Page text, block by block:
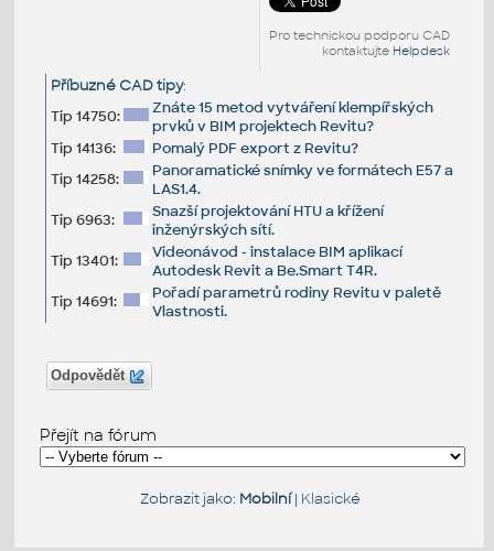
Pro technickou podporu CAD
kontaktujte Helpdesk
Příbuzné CAD tipy:
Tip 14750:
Znáte 15 metod vytváření klempířských
prvků v BIM projektech Revitu?
Tip 14136:
Pomalý PDF export z Revitu?
Tip 14258:
Panoramatické snímky ve formátech E57 a
LAS1.4.
Tip 6963:
Snazší projektování HTU a křížení
inženýrských sítí.
Tip 13401:
Videonávod - instalace BIM aplikací
Autodesk Revit a Be.Smart T4R.
Tip 14691:
Pořadí parametrů rodiny Revitu v paletě
Vlastnosti.
Odpovědět
Přejít na fórum
Zobrazit jako: Mobilní| Klasické